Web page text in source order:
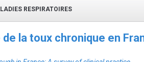
RESPIRATOIRES
la toux chronique en